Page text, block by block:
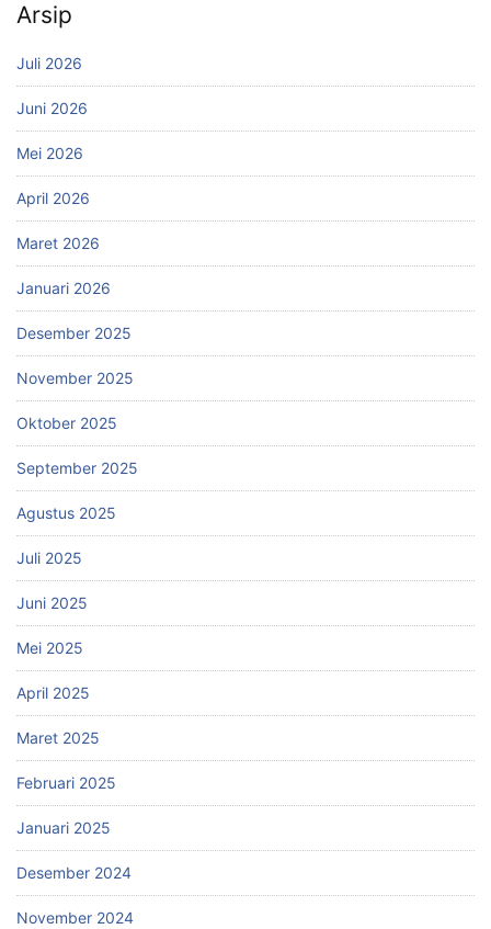
Arsip
Juli 2026
Juni 2026
Mei 2026
April 2026
Maret 2026
Januari 2026
Desember 2025
November 2025
Oktober 2025
September 2025
Agustus 2025
Juli 2025
Juni 2025
Mei 2025
April 2025
Maret 2025
Februari 2025
Januari 2025
Desember 2024
November 2024